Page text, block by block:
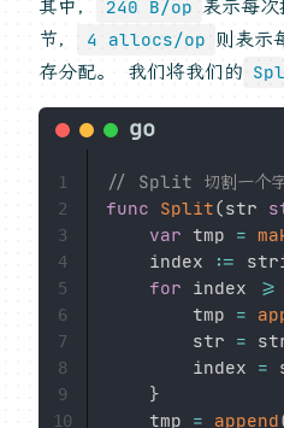
其中， 240 B/op 表示每
节，
4 allocs/op
则表示
存分配。 我们将我们的
// Split 切割一个字
func
Split(str
var tmp =
	index
:=
for index >=
		tmp
=
		str
=
		index
=
}
	tmp
= append
1
2
3
4
5
6
7
8
9
10